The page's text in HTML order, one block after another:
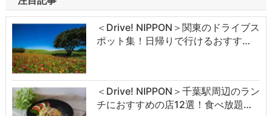
＜Drive! NIPPON＞関東のドライブス
ポット集！日帰りで行けるおすす…
＜Drive! NIPPON＞千葉駅周辺のラン
チにおすすめの店12選！食べ放題…